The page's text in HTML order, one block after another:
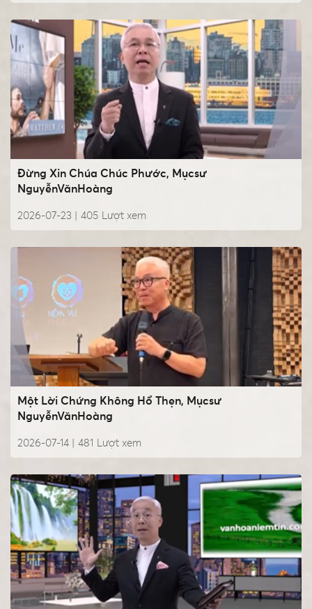
Đừng Xin Chúa Chúc Phước, Mụcsư
NguyễnVănHoàng
2026-07-23 | Lượt xem
405
Một Lời Chứng Không Hổ Thẹn, Mụcsư
NguyễnVănHoàng
2026-07-14 | Lượt xem
481